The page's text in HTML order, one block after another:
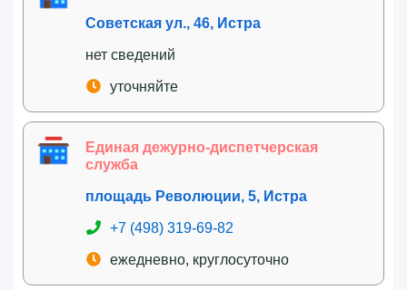
Советская ул., 46, Истра
нет сведений
уточняйте
Единая дежурно-диспетчерская
служба
площадь Революции, 5, Истра
+7 (498) 319-69-82
ежедневно, круглосуточно